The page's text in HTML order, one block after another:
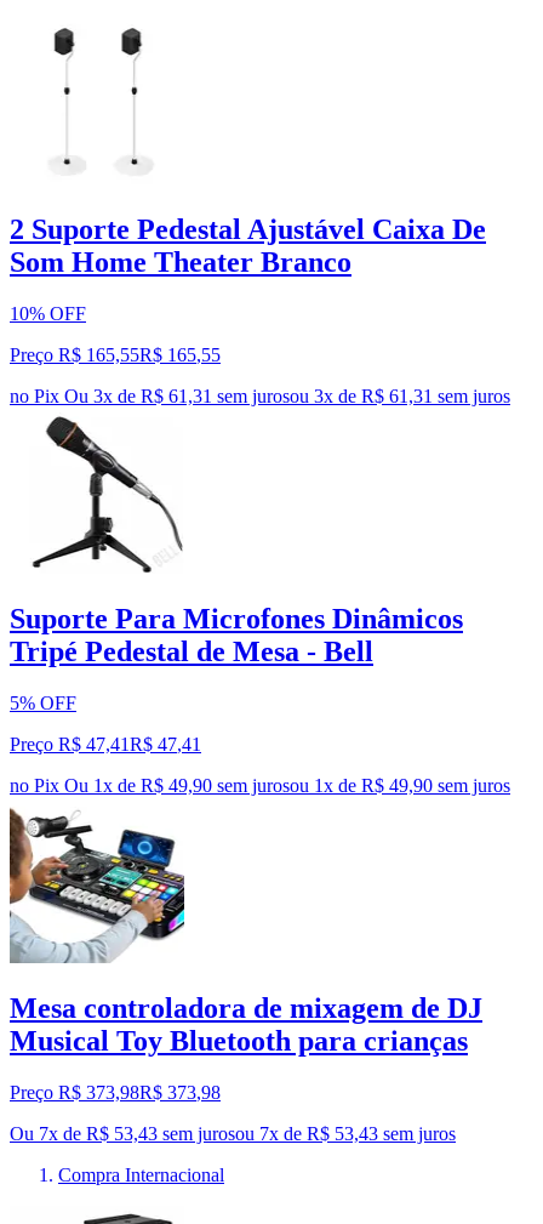
2 Suporte Pedestal Ajustável Caixa De
Som Home Theater Branco
10% OFF
Preço R$ 165,55R$ 165,55
no Pix Ou 3x de R$ 61,31 sem jurosou 3x de R$ 61,31 sem juros
Suporte Para Microfones Dinâmicos
Tripé Pedestal de Mesa - Bell
5% OFF
Preço R$ 47,41R$ 47,41
no Pix Ou 1x de R$ 49,90 sem jurosou 1x de R$ 49,90 sem juros
Mesa controladora de mixagem de DJ
Musical Toy Bluetooth para crianças
Preço R$ 373,98R$ 373,98
Ou 7x de R$ 53,43 sem jurosou 7x de R$ 53,43 sem juros
Compra Internacional